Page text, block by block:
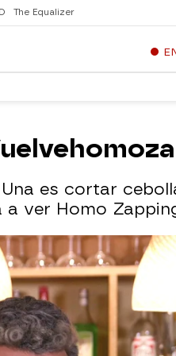
The Equalizer
es cortar
ver Homo